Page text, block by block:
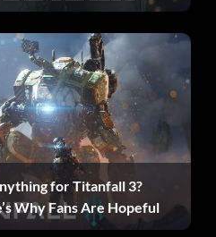
for Titanfall 3?
Why Fans Are Hopeful